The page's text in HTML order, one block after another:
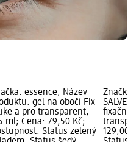
essence; Název
gel na obočí Fix
a pro transparent,
ml; Cena: 79,50 Kč;
Status zelený
Značka:
fixační
129,00